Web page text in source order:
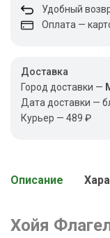
Удобный
Оплата —
Доставка
Город доставки —
Дата доставки —
Курьер — 489 ₽
Описание
Хойя